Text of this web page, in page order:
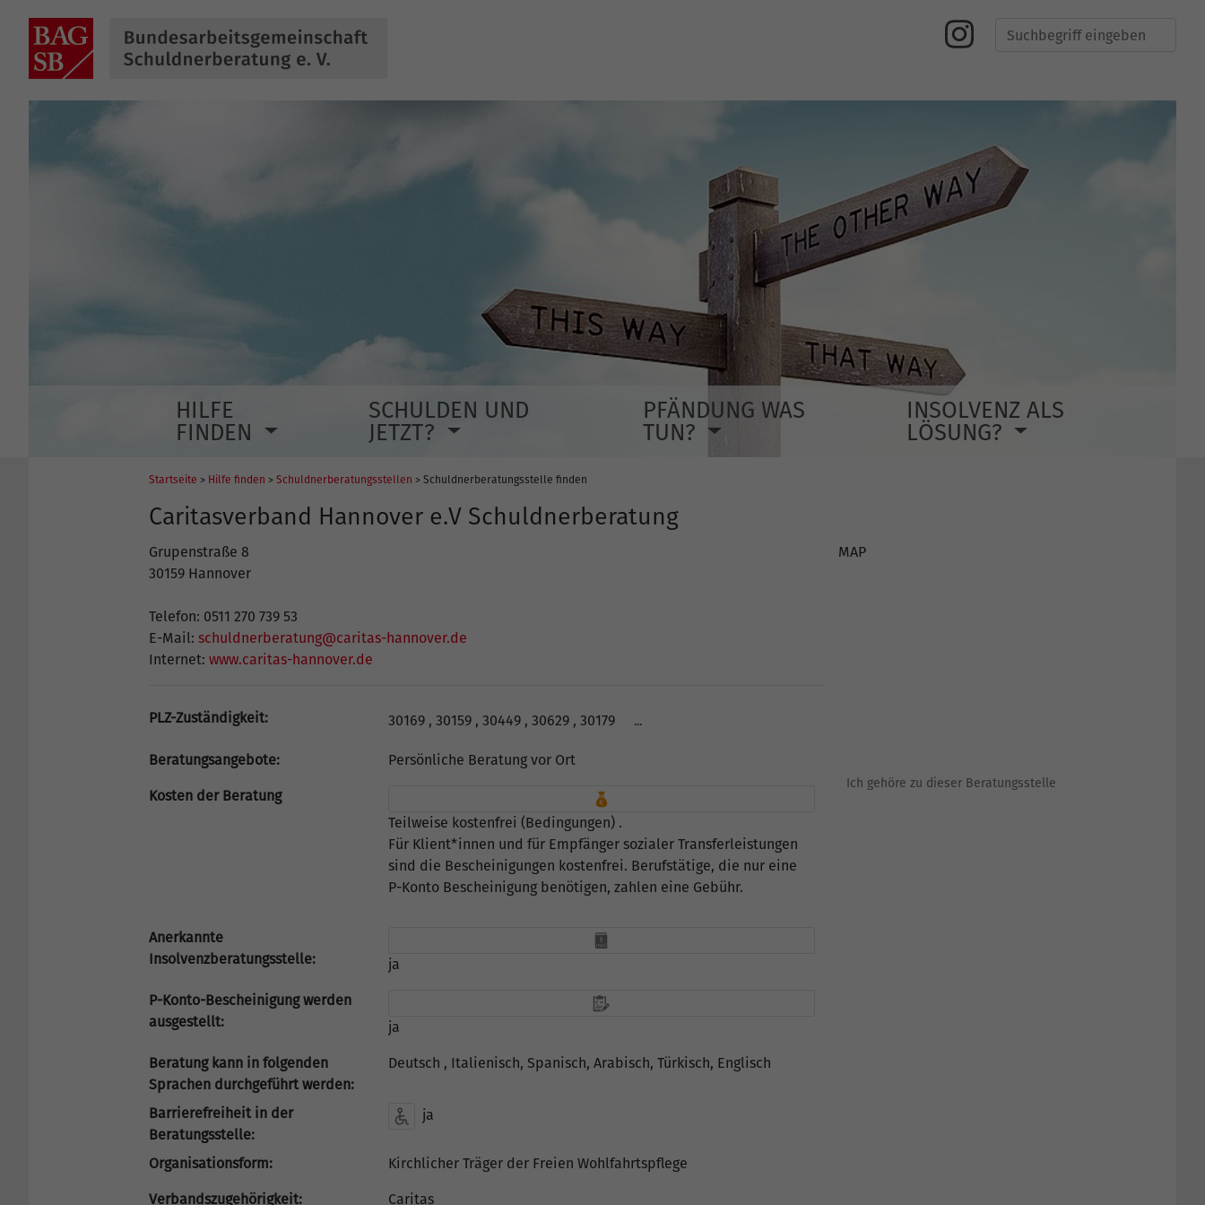
HILFE
FINDEN
SCHULDEN UND
JETZT?
PFÄNDUNG WAS
TUN?
INSOLVENZ ALS
LÖSUNG?
Startseite > Hilfe finden >Schuldnerberatungsstellen > Schuldnerberatungsstelle finden
Caritasverband Hannover e.V Schuldnerberatung
Grupenstraße 8
30159 Hannover
Telefon: 0511 270 739 53
E-Mail:schuldnerberatung@caritas-hannover.de
Internet:www.caritas-hannover.de
PLZ-Zuständigkeit: 30169 , 30159 , 30449 , 30629 , 30179 ...
Beratungsangebote: Persönliche Beratung vor Ort
Kosten der Beratung
Teilweise kostenfrei (Bedingungen) .
Für Klient*innen und für Empfänger sozialer Transferleistungen
sind die Bescheinigungen kostenfrei. Berufstätige, die nur eine
P-Konto Bescheinigung benötigen, zahlen eine Gebühr.
Anerkannte
Insolvenzberatungsstelle:
ja
P-Konto-Bescheinigung werden
ausgestellt:
ja
Beratung kann in folgenden
Sprachen durchgeführt werden:
Deutsch , Italienisch, Spanisch, Arabisch, Türkisch, Englisch
Barrierefreiheit in der
Beratungsstelle:
ja
Organisationsform: Kirchlicher Träger der Freien Wohlfahrtspflege
Verbandszugehörigkeit: Caritas
MAP
Ich gehöre zu dieser Beratungsstelle